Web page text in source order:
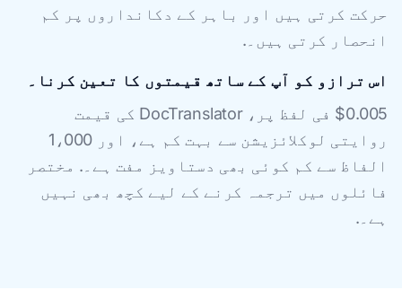
حرکت کرتی ہیں اور باہر کے دکانداروں پر کم
انحصار کرتی ہیں۔.
اس ترازو کو آپ کے ساتھ قیمتوں کا تعین کرنا۔
$0.005 فی لفظ پر، DocTranslator کی قیمت
روایتی لوکلائزیشن سے بہت کم ہے، اور 1،000
الفاظ سے کم کوئی بھی دستاویز مفت ہے۔. مختصر
فائلوں میں ترجمہ کرنے کے لیے کچھ بھی نہیں
ہے۔.